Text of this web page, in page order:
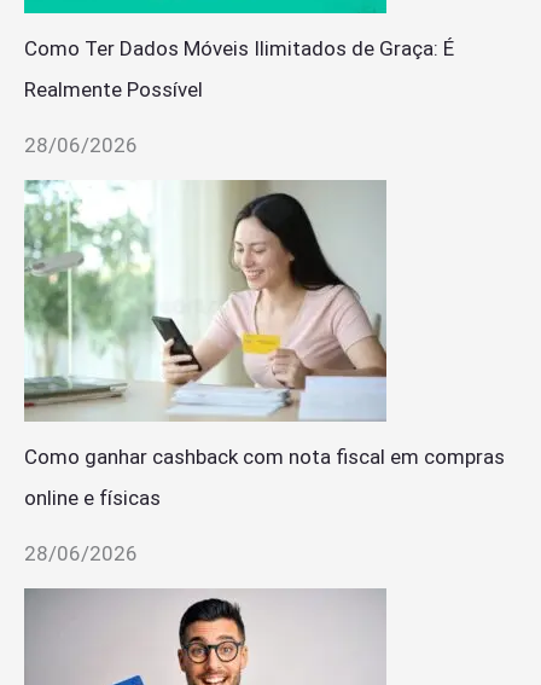
Como Ter Dados Móveis Ilimitados de Graça: É
Realmente Possível
28/06/2026
Como ganhar cashback com nota fiscal em compras
online e físicas
28/06/2026